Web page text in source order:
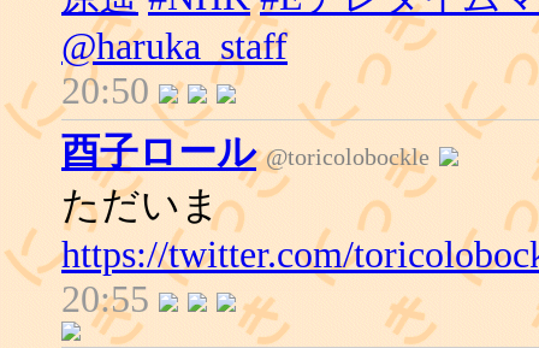
@haruka_staff
20:50
酉子ロール @toricolobockle
ただいま
https://twitter.com/
20:55